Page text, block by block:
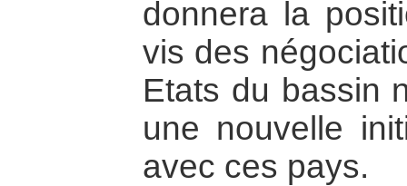
donnera la
vis des
Etats du bassin
une nouvelle
avec ces pays.